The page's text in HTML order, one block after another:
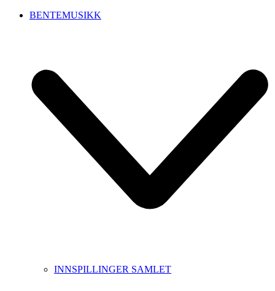
BENTEMUSIKK
INNSPILLINGER SAMLET